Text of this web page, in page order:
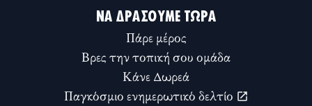
ΝΑ ΔΡΆΣΟΥΜΕ ΤΏΡΑ
Πάρε μέρος
Βρες την τοπική σου ομάδα
Κάνε Δωρεά
Παγκόσμιο ενημερωτικό δελτίο